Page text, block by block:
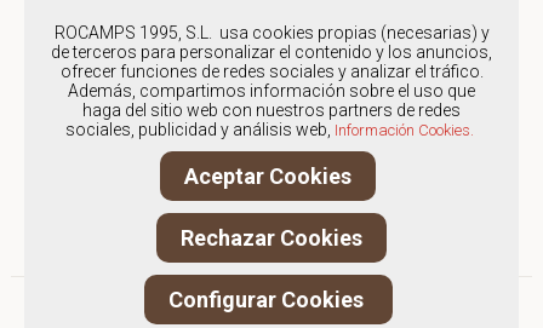
en comercial@fontpell.com.
Los envíos a Cádiz gestionados
entre semana se entregarán en
menos de 48 horas; los pedidos
realizados en fin de semana, el
producto se enviará a partir del
lunes.
ROCAMPS 1995, S.L. usa cookies propias (necesarias) y
de terceros para personalizar el contenido y los anuncios,
ofrecer funciones de redes sociales y analizar el tráfico.
Además, compartimos información sobre el uso que
haga del sitio web con nuestros partners de redes
sociales, publicidad y análisis web, Información Cookies.
Aceptar Cookies
Rechazar Cookies
Configurar Cookies